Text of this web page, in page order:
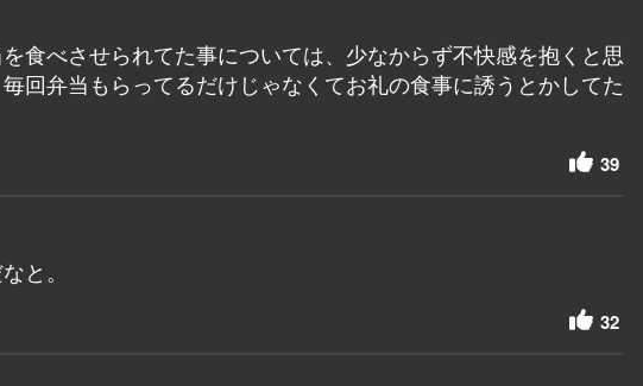
食べさせられてた事については、少なからず不快感を抱くと思
回弁当もらってるだけじゃなくてお礼の食事に誘うとかしてた
39
と。
32